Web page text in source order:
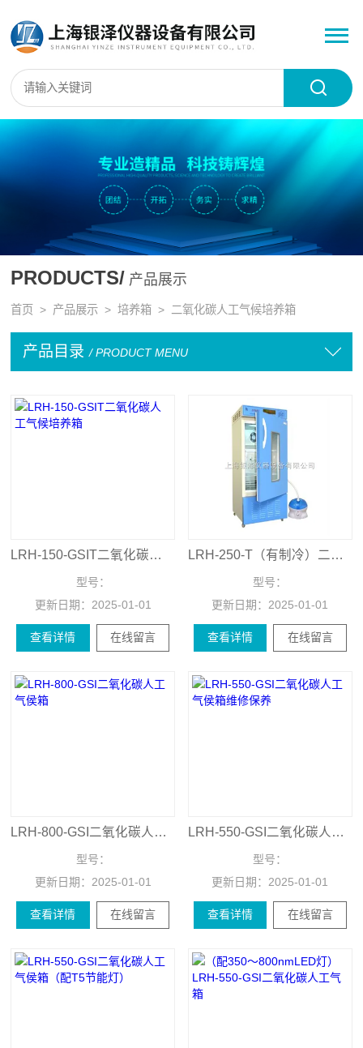
PRODUCTS/ 产品展示
首页 > 产品展示 >培养箱 > 二氧化碳人工气候培养箱
产品目录 / PRODUCT MENU
LRH-150-GSIT二氧化碳人工气候培养箱
型号：
更新日期： 2025-01-01
查看详情 在线留言
LRH-250-T（有制冷）二氧化碳培养箱
型号：
更新日期： 2025-01-01
查看详情 在线留言
LRH-800-GSI二氧化碳人工气侯箱
型号：
更新日期： 2025-01-01
查看详情 在线留言
LRH-550-GSI二氧化碳人工气侯箱维修保养
型号：
更新日期： 2025-01-01
查看详情 在线留言